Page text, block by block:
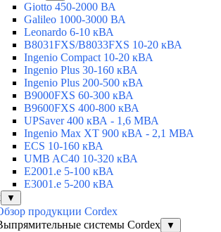
Giotto 450-2000 ВА
Galileo 1000-3000 ВА
Leonardo 6-10 кВА
B8031FXS/B8033FXS 10-20 кВА
Ingenio Compact 10-20 кВА
Ingenio Plus 30-160 кВА
Ingenio Plus 200-500 кВА
B9000FXS 60-300 кВА
B9600FXS 400-800 кВА
UPSaver 400 кВА - 1,6 МВА
Ingenio Max XT 900 кВА - 2,1 МВА
ECS 10-160 кВА
UMB AC40 10-320 кВА
E2001.e 5-100 кВА
E3001.e 5-200 кВА
▼
продукции Cordex
системы Cordex
▼